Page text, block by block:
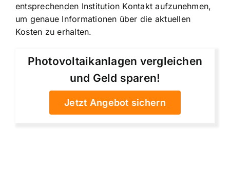
entsprechenden Institution Kontakt aufzunehmen,
um genaue Informationen über die aktuellen
Kosten zu erhalten.
Photovoltaikanlagen vergleichen
und Geld sparen!
Jetzt Angebot sichern